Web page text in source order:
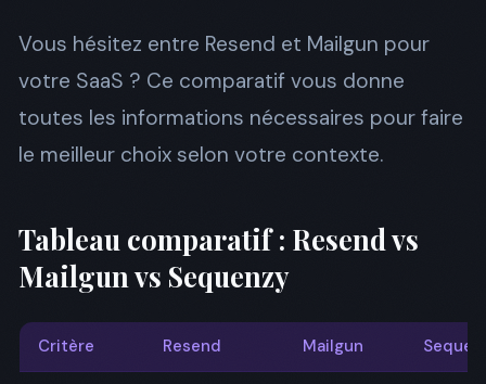
Vous hésitez entre Resend et Mailgun pour
votre SaaS ? Ce comparatif vous donne
toutes les informations nécessaires pour faire
le meilleur choix selon votre contexte.
Tableau comparatif : Resend vs
Mailgun vs Sequenzy
Critère Resend Mailgun